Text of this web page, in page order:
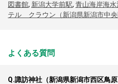
図書館, 新潟大学前駅, 青山海岸海水
テル クラウン（新潟県新潟市中央
よくある質問
Q.諏訪神社（新潟県新潟市西区鳥